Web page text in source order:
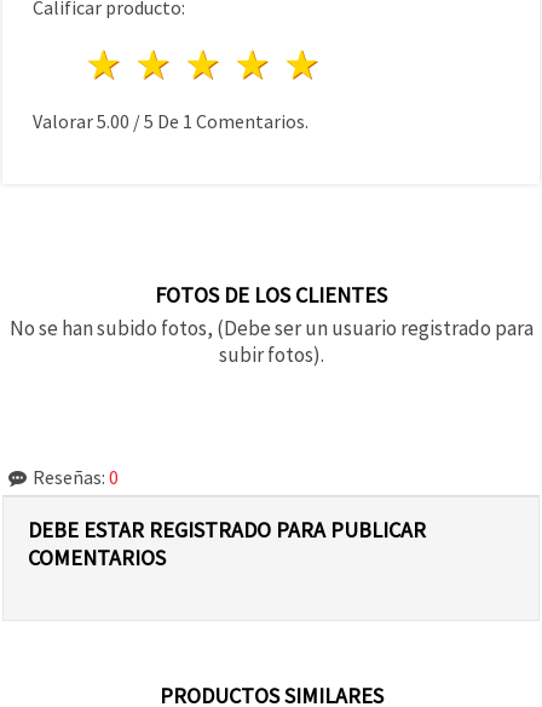
Calificar producto:
4 estrellas
3 estrellas
2 estrellas
1 estrella
Valorar5.00 /5 De 1 Comentarios.
FOTOS DE LOS CLIENTES
No se han subido fotos, (Debe ser un usuario registrado para
subir fotos).
Reseñas: 0
DEBE ESTAR REGISTRADO PARA PUBLICAR
COMENTARIOS
PRODUCTOS SIMILARES